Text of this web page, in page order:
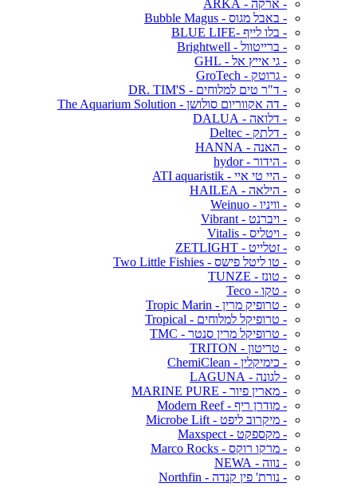
- ארקה - ARKA
- באבל מגוס - Bubble Magus
- בלו לייף -BLUE LIFE
- ברייטוול - Brightwell
- גי אייץ אל - GHL
- גרוטק - GroTech
- ד"ר טים למלוחים - DR. TIM'S
- דה אקווריום סולושן - The Aquarium Solution
- דלואה - DALUA
- דלתק - Deltec
- האנה - HANNA
- הידור - hydor
- היי טי איי - ATI aquaristik
- הילאה - HAILEA
- וויניו - Weinuo
- ויברנט - Vibrant
- ויטליס - Vitalis
- זטלייט - ZETLIGHT
- טו ליטל פישס - Two Little Fishies
- טונז - TUNZE
- טקו - Teco
- טרופיק מרין - Tropic Marin
- טרופיקל למלוחים - Tropical
- טרופיקל מרין סנטר - TMC
- טריטון - TRITON
- כימיקלין - ChemiClean
- לגונה - LAGUNA
- מארין פיור - MARINE PURE
- מודרן ריף - Modern Reef
- מיקרוב ליפט - Microbe Lift
- מקספקט - Maxspect
- מרקו רוקס - Marco Rocks
- נווה - NEWA
- נורת' פין קנדה - Northfin